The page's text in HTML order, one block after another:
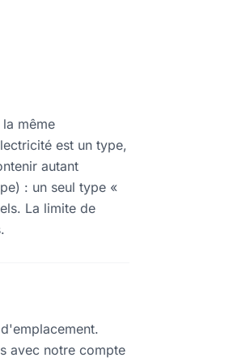
même
est un type,
autant
: un seul type «
La limite de
avec notre compte